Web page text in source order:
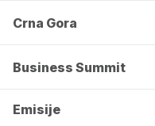
Crna Gora
Business Summit
Emisije